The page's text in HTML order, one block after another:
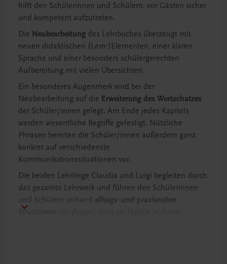
hilft den Schülerinnen und Schülern, vor Gästen sicher
und kompetent aufzutreten.
Die Neubearbeitung des Lehrbuches überzeugt mit
neuen didaktischen (Lern-)Elementen, einer klaren
Sprache und einer besonders schülergerechten
Aufbereitung mit vielen Übersichten.
Ein besonderes Augenmerk wird bei der
Neubearbeitung auf die Erweiterung des Wortschatzes
der Schüler/innen gelegt. Am Ende jedes Kapitels
werden wesentliche Begriffe gefestigt. Nützliche
Phrasen bereiten die Schüler/innen außerdem ganz
konkret auf verschiedenste
Kommunikationssituationen vor.
Die beiden Lehrlinge Claudia und Luigi begleiten durch
das gesamte Lehrwerk und führen den Schülerinnen
und Schülern anhand alltags- und praxisnaher
Situationen